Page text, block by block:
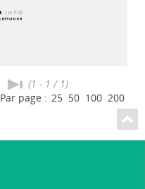
(1 - 1 / 1)
Par page : 25 50 100 200